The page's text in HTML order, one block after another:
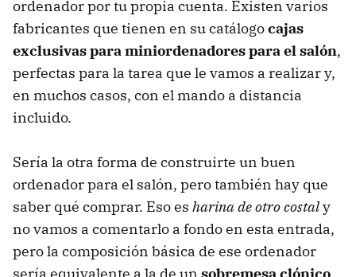
ordenador por tu propia cuenta. Existen varios
fabricantes que tienen en su catálogocajas
exclusivas para miniordenadores para el salón,
perfectas para la tarea que le vamos a realizar y,
en muchos casos, con el mando a distancia
incluido.
Sería la otra forma de construirte un buen
ordenador para el salón, pero también hay que
saber qué comprar. Eso es harina de otro costaly
no vamos a comentarlo a fondo en esta entrada,
pero la composición básica de ese ordenador